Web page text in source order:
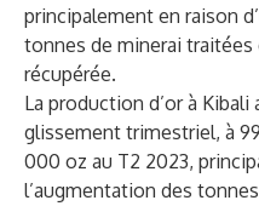
principalement en raison
tonnes de minerai
récupérée.
La production d’or à Kibali
glissement trimestriel, à
000 oz au T2 2023,
l’augmentation des